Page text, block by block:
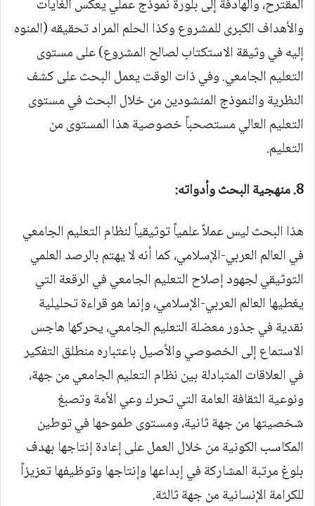
المقترح، والهادفة إلى بلورة نموذج عملي يعكس الغايات
والأهداف الكبرى للمشروع وكذا الحلم المراد تحقيقه (المنوه
إليه في وثيقة الاستكتاب لصالح المشروع) على مستوى
التعليم الجامعي. وفي ذات الوقت يعمل البحث على كشف
النظرية والنموذج المنشودين من خلال البحث في مستوى
التعليم العالي مستصحباً خصوصية هذا المستوى من
التعليم.
8. منهجية البحث وأدواته:
هذا البحث ليس عملاً علمياً توثيقياً لنظام التعليم الجامعي
في العالم العربي-الإسلامي، كما أنه لا يهتم بالرصد العلمي
التوثيقي لجهود إصلاح التعليم الجامعي في الرقعة التي
يغطيها العالم العربي-الإسلامي، وإنما هو قراءة تحليلية
نقدية في جذور معضلة التعليم الجامعي، يحركها هاجس
الاستماع إلى الخصوصي والأصيل باعتباره منطلق التفكير
في العلاقات المتبادلة بين نظام التعليم الجامعي من جهة،
ونوعية الثقافة العامة التي تحرك وعي الأمة وتصبغ
شخصيتها من جهة ثانية، ومستوى طموحها في توطين
المكاسب الكونية من خلال العمل على إعادة إنتاجها بهدف
بلوغ مرتبة المشاركة في إبداعها وإنتاجها وتوظيفها تعزيزاً
للكرامة الإنسانية من جهة ثالثة.